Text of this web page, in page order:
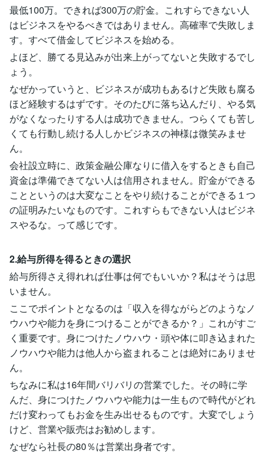
最低100万。できれば300万の貯金。これすらできない人
はビジネスをやるべきではありません。高確率で失敗しま
す。すべて借金してビジネスを始める。
よほど、勝てる見込みが出来上がってないと失敗するでし
ょう。
なぜかっていうと、ビジネスが成功もあるけど失敗も腐る
ほど経験するはずです。そのたびに落ち込んだり、やる気
がなくなったりする人は成功できません。つらくても苦し
くても行動し続ける人しかビジネスの神様は微笑みませ
ん。
会社設立時に、政策金融公庫なりに借入をするときも自己
資金は準備できてない人は信用されません。貯金ができる
ことというのは大変なことをやり続けることができる１つ
の証明みたいなものです。これすらもできない人はビジネ
スやるな。って感じです。
2.給与所得を得るときの選択
給与所得さえ得れれば仕事は何でもいいか？私はそうは思
いません。
ここでポイントとなるのは「収入を得ながらどのようなノ
ウハウや能力を身につけることができるか？」これがすご
く重要です。身につけたノウハウ・頭や体に叩き込まれた
ノウハウや能力は他人から盗まれることは絶対にありませ
ん。
ちなみに私は16年間バリバリの営業でした。その時に学
んだ、身につけたノウハウや能力は一生もので時代がどれ
だけ変わってもお金を生み出せるものです。大変でしょう
けど、営業や販売はお勧めします。
なぜなら社長の80％は営業出身者です。